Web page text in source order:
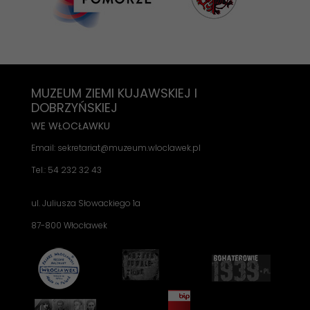
MUZEUM ZIEMI KUJAWSKIEJ I
DOBRZYŃSKIEJ
WE WŁOCŁAWKU
Email: sekretariat@muzeum.wloclawek.pl
Tel.: 54 232 32 43
ul. Juliusza Słowackiego 1a
87-800 Włocławek